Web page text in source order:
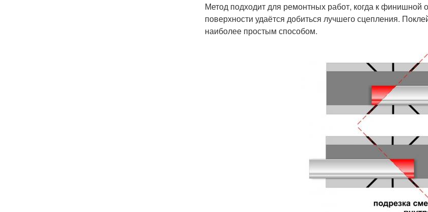
Плинтус из полиуретана Плинтус на стыке
Плинтус к плитке
Плинтусы по месту
Плинтус для внешнего
угла
Пенопластовые
Метод подходит для ремонтных работ, когда к финишной
поверхности удаётся добиться лучшего сцепления.
наиболее простым способом.